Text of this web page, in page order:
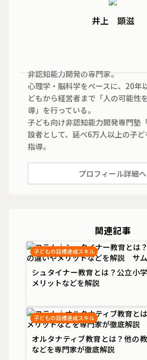
井上 顕滋
非認知能力開発の専門家。
心理学・脳科学をベースに、20年
どもから経営者まで「人の可能性
導」を行っている。
子ども向け非認知能力開発専門塾
設者として、延べ6万人以上の子
指導。
プロフィール詳細へ
関連記事
子どもの目標達成スキル
シュタイナー教育とは？公立小
メリットなどを解説
子どもの目標達成スキル
オルタナティブ教育とは？他の
などを専門家が徹底解説